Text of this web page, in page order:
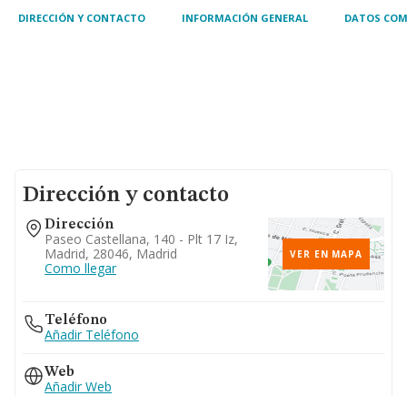
en operaciones fin
DIRECCIÓN Y CONTACTO INFORMACIÓN GENERAL DATOS
Dirección y contacto
Dirección
Paseo Castellana, 140 - Plt 17 Iz,
Madrid, 28046, Madrid
Como llegar
VER EN MAPA
Teléfono
Añadir Teléfono
Web
Añadir Web